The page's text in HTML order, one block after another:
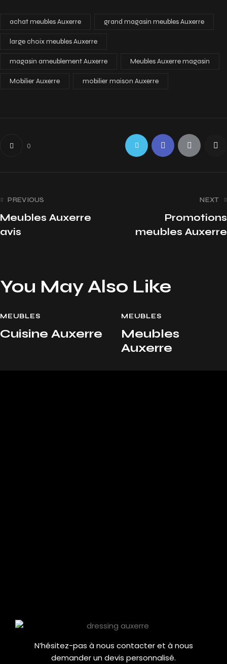
achat meubles Auxerre grand magasin meubles Auxerre
large choix meubles Auxerre
magasin ameublement Auxerre Meubles Auxerre magasin
Mobilier Auxerre mobilier maison Auxerre
0
PREVIOUS
Meubles Auxerre
avis
NEXT
Promotions
meubles Auxerre
You May Also Like
MEUBLES
Cuisine Auxerre
MEUBLES
Meubles
Auxerre
N’hésitez-pas à nous contacter et à nous
demander un devis personnalisé.